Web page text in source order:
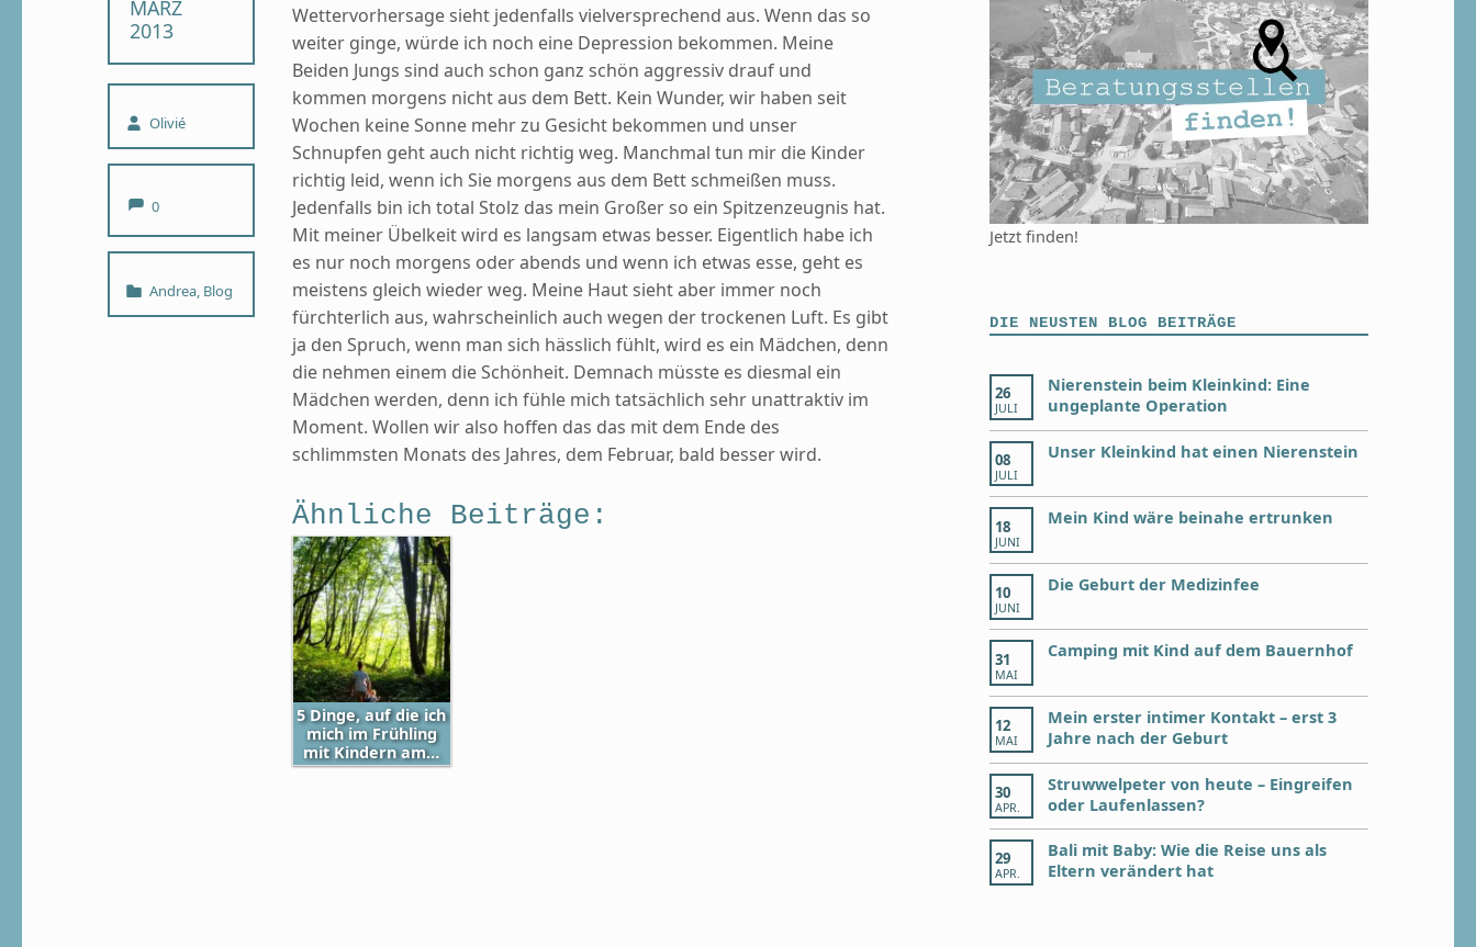
MÄRZ
2013
Written by:
Olivié
0
Categorized in:
Andrea, Blog
Wettervorhersage sieht jedenfalls vielversprechend aus. Wenn das so
weiter ginge, würde ich noch eine Depression bekommen. Meine
Beiden Jungs sind auch schon ganz schön aggressiv drauf und
kommen morgens nicht aus dem Bett. Kein Wunder, wir haben seit
Wochen keine Sonne mehr zu Gesicht bekommen und unser
Schnupfen geht auch nicht richtig weg. Manchmal tun mir die Kinder
richtig leid, wenn ich Sie morgens aus dem Bett schmeißen muss.
Jedenfalls bin ich total Stolz das mein Großer so ein Spitzenzeugnis hat.
Mit meiner Übelkeit wird es langsam etwas besser. Eigentlich habe ich
es nur noch morgens oder abends und wenn ich etwas esse, geht es
meistens gleich wieder weg. Meine Haut sieht aber immer noch
fürchterlich aus, wahrscheinlich auch wegen der trockenen Luft. Es gibt
ja den Spruch, wenn man sich hässlich fühlt, wird es ein Mädchen, denn
die nehmen einem die Schönheit. Demnach müsste es diesmal ein
Mädchen werden, denn ich fühle mich tatsächlich sehr unattraktiv im
Moment. Wollen wir also hoffen das das mit dem Ende des
schlimmsten Monats des Jahres, dem Februar, bald besser wird.
Ähnliche Beiträge:
5 Dinge, auf die ich
mich im Frühling
mit Kindern am…
Jetzt finden!
DIE NEUSTEN BLOG BEITRÄGE
26
JULI
Nierenstein beim Kleinkind: Eine
ungeplante Operation
08
JULI
Unser Kleinkind hat einen Nierenstein
18
JUNI
Mein Kind wäre beinahe ertrunken
10
JUNI
Die Geburt der Medizinfee
31
MAI
Camping mit Kind auf dem Bauernhof
12
MAI
Mein erster intimer Kontakt – erst 3
Jahre nach der Geburt
30
APR.
Struwwelpeter von heute – Eingreifen
oder Laufenlassen?
29
APR.
Bali mit Baby: Wie die Reise uns als
Eltern verändert hat